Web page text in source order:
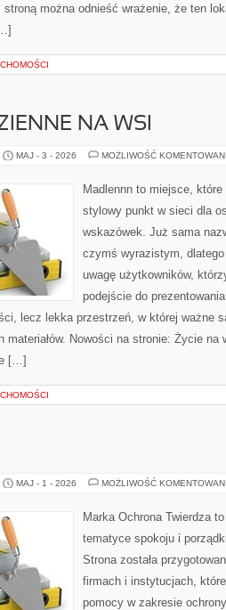
można odnieść wrażenie, że ten
NA WSI
MAJ - 3 - 2026 MOŻLIWOŚĆ
Madlennn to miejsce,
stylowy punkt w sieci dla
wskazówek. Już sama
czymś wyrazistym,
uwagę użytkowników,
podejście do
lecz lekka przestrzeń, w której ważne
materiałów. Nowości na stronie: Życie na
[…]
MAJ - 1 - 2026 MOŻLIWOŚĆ
Marka Ochrona Twierdza
tematyce spokoju i
Strona została
firmach i instytucjach,
pomocy w zakresie